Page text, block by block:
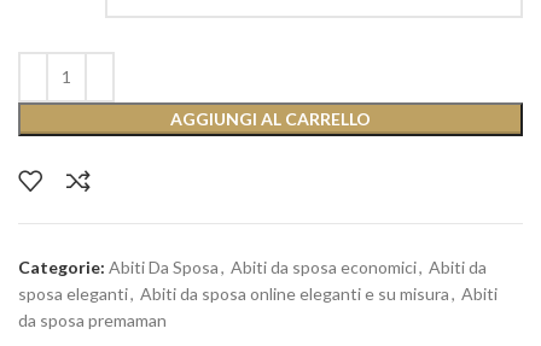
AGGIUNGI AL CARRELLO
Categorie: Abiti Da Sposa, Abiti da sposa economici, Abiti da
sposa eleganti, Abiti da sposa online eleganti e su misura, Abiti
da sposa premaman